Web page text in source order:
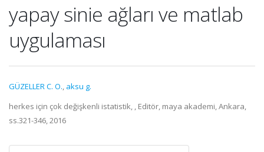
yapay sinie ağları ve matlab
uygulaması
GÜZELLER C. O., aksu g.
herkes için çok değişkenli istatistik, , Editör, maya akademi, Ankara,
ss.321-346, 2016